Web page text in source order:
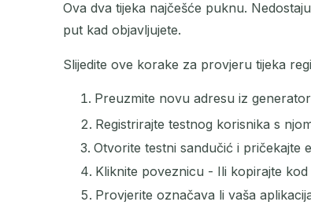
Ova dva tijeka najčešće puknu.
put kad objavljujete.
Slijedite ove korake za provjeru tijeka
Preuzmite novu adresu iz
Registrirajte testnog korisnika s
Otvorite testni sandučić i pričekajte
Kliknite poveznicu - Ili kopirajte
Provjerite označava li vaša